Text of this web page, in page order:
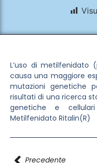
L’uso di metilfenidato
causa una maggiore
mutazioni genetiche
risultati di una ricerca
genetiche e
Metilfenidato Ritalin(R)
Precedente